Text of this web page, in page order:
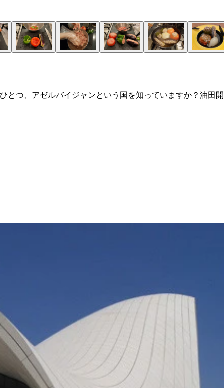
とつ、アゼルバイジャンという国を知っていますか？油田開